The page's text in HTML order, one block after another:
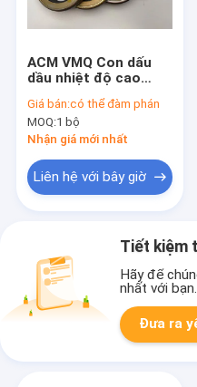
ACM VMQ Con dấu
dầu nhiệt độ cao
trục quay máy
Giá bán:có thể đàm phán
MOQ:1 bộ
Nhận giá mới nhất
Liên hệ với bây giờ
Tiết kiệm
Hãy để
nhất với bạn.
Đưa ra